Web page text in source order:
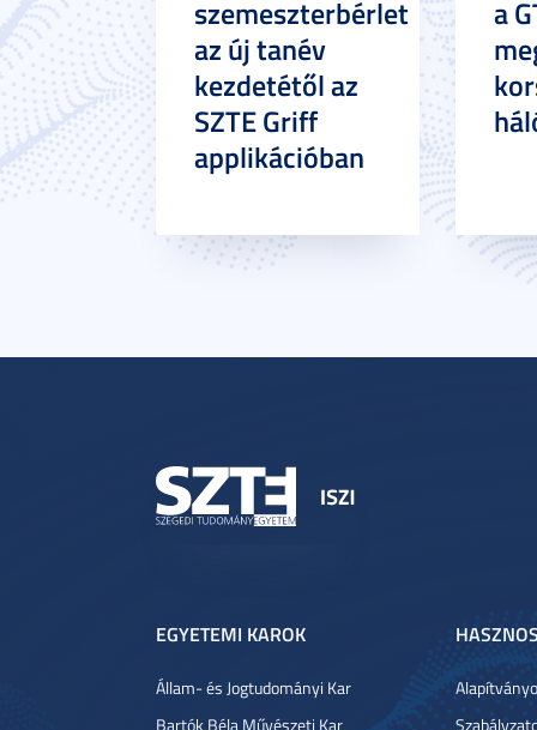
szemeszterbérlet
az új tanév
kezdetétől az
SZTE Griff
applikációban
a
EGYETEMI KAROK
Állam- és Jogtudományi Kar
Bartók Béla Művészeti Kar